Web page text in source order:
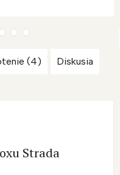
(4) Diskusia
Strada